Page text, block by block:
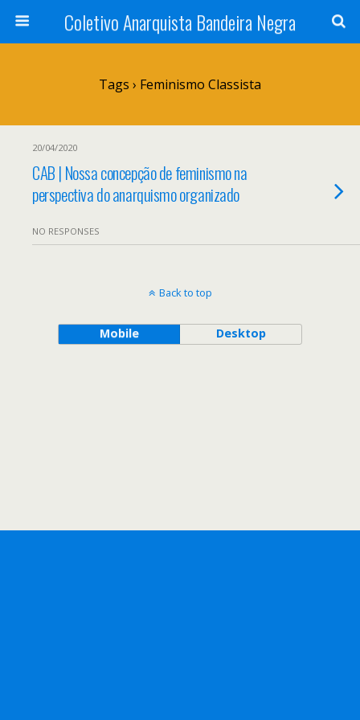
Coletivo Anarquista Bandeira Negra
Tags › Feminismo Classista
20/04/2020
CAB | Nossa concepção de feminismo na
perspectiva do anarquismo organizado
NO RESPONSES
Back to top
Mobile Desktop